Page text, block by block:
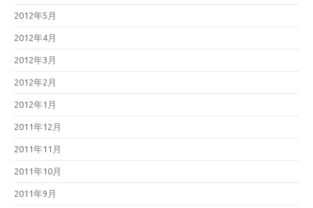
2012年5月
2012年4月
2012年3月
2012年2月
2012年1月
2011年12月
2011年11月
2011年10月
2011年9月